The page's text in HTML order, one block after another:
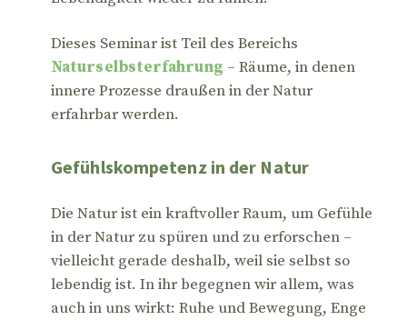
Dieses Seminar ist Teil des Bereichs
Naturselbsterfahrung – Räume, in denen
innere Prozesse draußen in der Natur
erfahrbar werden.
Gefühlskompetenz in der Natur
Die Natur ist ein kraftvoller Raum, um Gefühle
in der Natur zu spüren und zu erforschen –
vielleicht gerade deshalb, weil sie selbst so
lebendig ist. In ihr begegnen wir allem, was
auch in uns wirkt: Ruhe und Bewegung, Enge